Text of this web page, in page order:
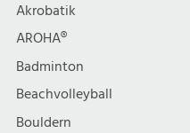
Akrobatik
AROHA®
Badminton
Beachvolleyball
Bouldern